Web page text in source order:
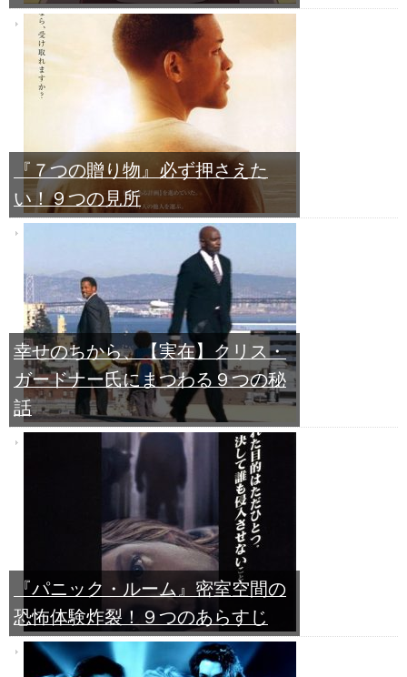
『７つの贈り物』必ず押さえた
い！９つの見所
幸せのちから、【実在】クリス・
ガードナー氏にまつわる９つの秘
話
『パニック・ルーム』密室空間の
恐怖体験炸裂！９つのあらすじ